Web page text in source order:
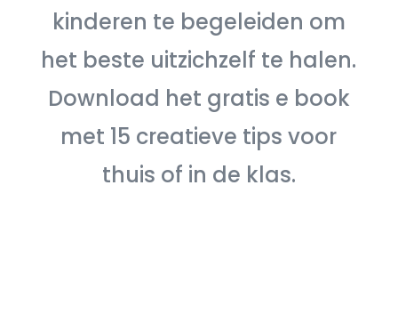
kinderen te begeleiden om
het beste uitzichzelf te halen.
Download het gratis e book
met 15 creatieve tips voor
thuis of in de klas.